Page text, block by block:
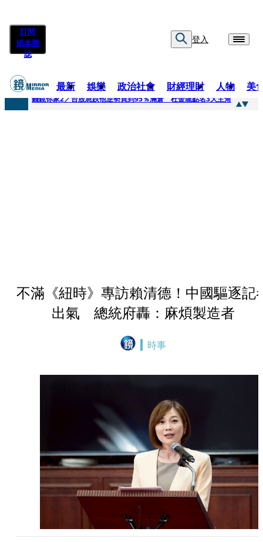
訂閱
紙本雜
誌
登入
最新 娛樂 政治社會 財經理財 人物 美
快訊
錢鏡你家2／台股急跌他逆勢買到95％滿倉 杜金龍點名3大主角
不滿《紐時》專訪賴清德！中國驅逐記
出氣 總統府轟：麻煩製造者
時事